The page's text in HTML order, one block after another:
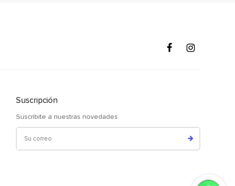
Suscripción
Suscribite a nuestras novedades